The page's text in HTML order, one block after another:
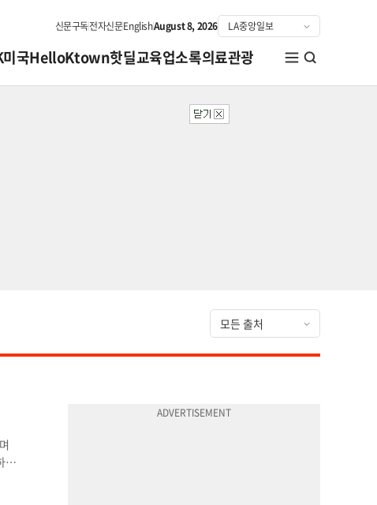
신문구독전자신문EnglishAugust 8, 2026
국HelloKtown핫딜교육업소록의료관광
고